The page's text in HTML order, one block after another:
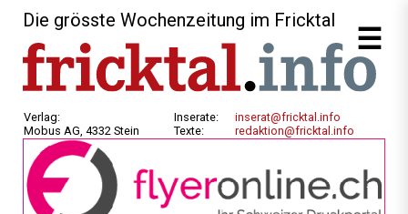
Die grösste Wochenzeitung im Fricktal
Verlag:
Mobus AG, 4332 Stein
Inserate:
Texte:
inserat@fricktal.info
redaktion@fricktal.info